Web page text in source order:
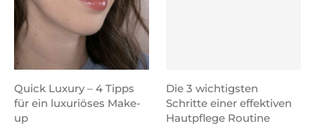
Quick Luxury – 4 Tipps
für ein luxuriöses Make-
up
Die 3 wichtigsten
Schritte einer effektiven
Hautpflege Routine